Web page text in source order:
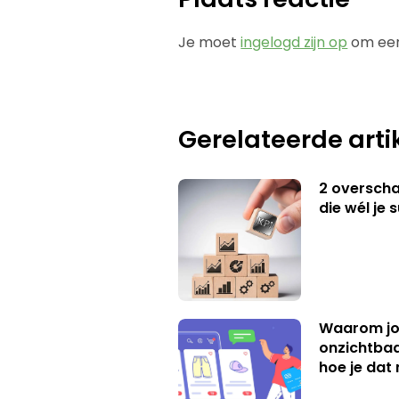
Je moetingelogd zijn op om
Gerelateerde
2
die wél je
Waarom
hoe je dat